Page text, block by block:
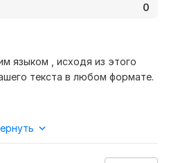
0
языком , исходя из этого
текста в любом формате.
- перевод с английского на